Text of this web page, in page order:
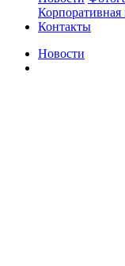
Корпоративная
Контакты
Новости